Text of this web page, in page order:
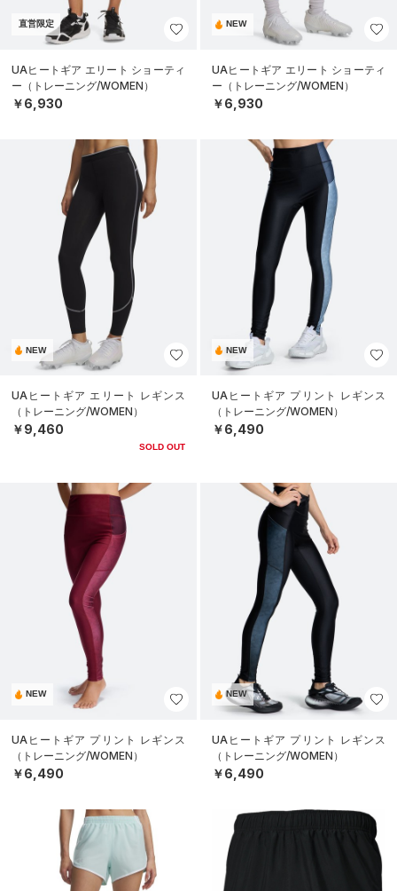
直営限定
UAヒートギア エリート ショーティ
ー（トレーニング/WOMEN）
￥6,930
NEW
UAヒートギア エリート ショーティ
ー（トレーニング/WOMEN）
￥6,930
NEW
UAヒートギア エリート レギンス
（トレーニング/WOMEN）
￥9,460
SOLD OUT
NEW
UAヒートギア プリント レギンス
（トレーニング/WOMEN）
￥6,490
NEW
UAヒートギア プリント レギンス
（トレーニング/WOMEN）
￥6,490
NEW
UAヒートギア プリント レギンス
（トレーニング/WOMEN）
￥6,490